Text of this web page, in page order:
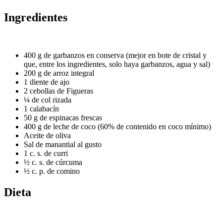
Ingredientes
400 g de garbanzos en conserva (mejor en bote de cristal y
que, entre los ingredientes, solo haya garbanzos, agua y sal)
200 g de arroz integral
1 diente de ajo
2 cebollas de Figueras
¼ de col rizada
1 calabacín
50 g de espinacas frescas
400 g de leche de coco (60% de contenido en coco mínimo)
Aceite de oliva
Sal de manantial al gusto
1 c. s. de curri
½ c. s. de cúrcuma
½ c. p. de comino
Dieta